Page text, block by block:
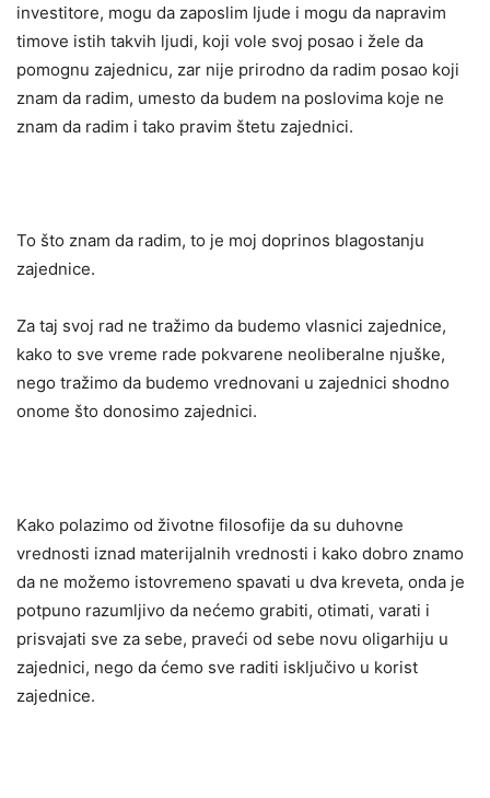
investitore, mogu da zaposlim ljude i mogu da napravim
timove istih takvih ljudi, koji vole svoj posao i žele da
pomognu zajednicu, zar nije prirodno da radim posao koji
znam da radim, umesto da budem na poslovima koje ne
znam da radim i tako pravim štetu zajednici.
To što znam da radim, to je moj doprinos blagostanju
zajednice.
Za taj svoj rad ne tražimo da budemo vlasnici zajednice,
kako to sve vreme rade pokvarene neoliberalne njuške,
nego tražimo da budemo vrednovani u zajednici shodno
onome što donosimo zajednici.
Kako polazimo od životne filosofije da su duhovne
vrednosti iznad materijalnih vrednosti i kako dobro znamo
da ne možemo istovremeno spavati u dva kreveta, onda je
potpuno razumljivo da nećemo grabiti, otimati, varati i
prisvajati sve za sebe, praveći od sebe novu oligarhiju u
zajednici, nego da ćemo sve raditi isključivo u korist
zajednice.